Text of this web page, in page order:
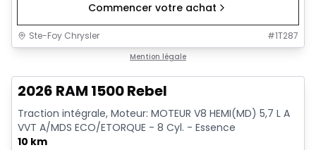
Commencer votre achat
Ste-Foy Chrysler #1T287
Mention légale
2026 RAM 1500 Rebel
Traction intégrale, Moteur: MOTEUR V8 HEMI(MD) 5,7 L A
VVT A/MDS ECO/ETORQUE - 8 Cyl. - Essence
10 km